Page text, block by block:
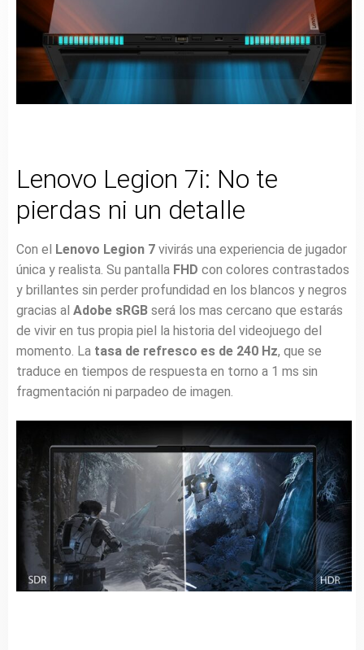
Lenovo Legion 7i: No te
pierdas ni un detalle
Con el Lenovo Legion 7 vivirás una experiencia de jugador
única y realista. Su pantalla FHD con colores contrastados
y brillantes sin perder profundidad en los blancos y negros
gracias al Adobe sRGB será los mas cercano que estarás
de vivir en tus propia piel la historia del videojuego del
momento. La tasa de refresco es de 240 Hz, que se
traduce en tiempos de respuesta en torno a 1 ms sin
fragmentación ni parpadeo de imagen.